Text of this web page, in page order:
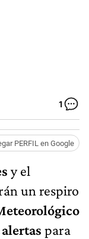
1
PERFIL en Google
y el
un respiro
para